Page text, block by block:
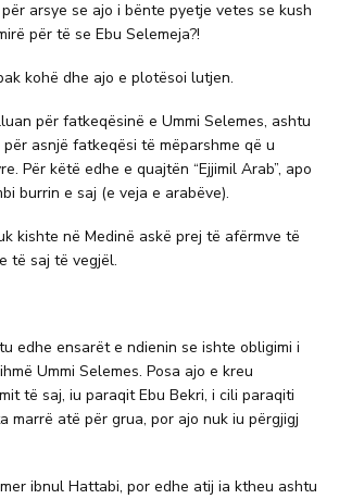
arsye se ajo i bënte pyetje vetes se kush
për të se Ebu Selemeja?!
kohë dhe ajo e plotësoi lutjen.
për fatkeqësinë e Ummi Selemes, ashtu
asnjë fatkeqësi të mëparshme që u
Për këtë edhe e quajtën “Ejjimil Arab”, apo
burrin e saj (e veja e arabëve).
kishte në Medinë askë prej të afërmve të
të saj të vegjël.
edhe ensarët e ndienin se ishte obligimi i
Ummi Selemes. Posa ajo e kreu
të saj, iu paraqit Ebu Bekri, i cili paraqiti
marrë atë për grua, por ajo nuk iu përgjigj
ibnul Hattabi, por edhe atij ia ktheu ashtu